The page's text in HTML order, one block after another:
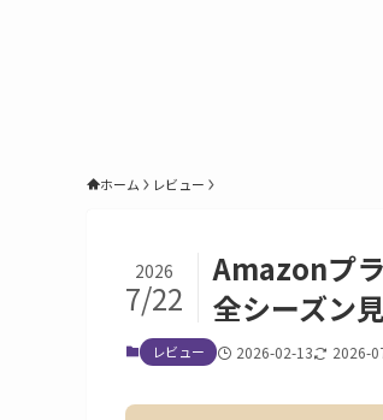
ホーム レビュー
Amazonプ
全シーズン
2026
7/22
レビュー 2026-02-13 2026-